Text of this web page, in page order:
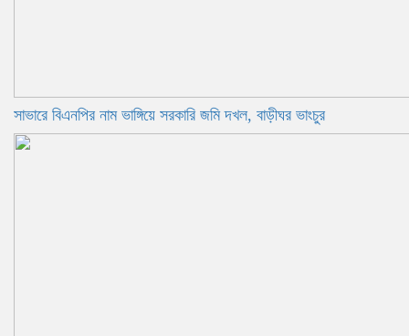
সাভারে বিএনপির নাম ভাঙ্গিয়ে সরকারি জমি দখল, বাড়ীঘর ভাংচুর